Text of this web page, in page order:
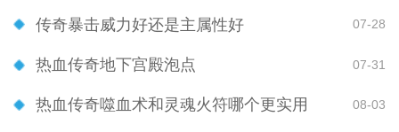
传奇暴击威力好还是主属性好 07-28
热血传奇地下宫殿泡点 07-31
热血传奇噬血术和灵魂火符哪个更实用 08-03